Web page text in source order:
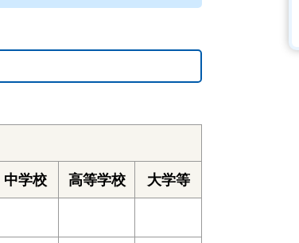
中学校 高等学校 大学等